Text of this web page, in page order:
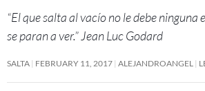
“El que salta al vacío no le debe ninguna
se paran a ver.” Jean Luc Godard
SALTA FEBRUARY 11, 2017 ALEJANDROANGEL